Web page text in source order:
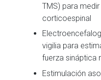
TMS) para
corticoespinal
vigilia para
fuerza sináptica
Estimulación